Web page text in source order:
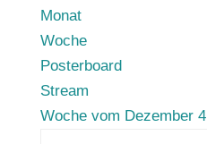
Monat
Woche
Posterboard
Stream
Woche vom Dezember 4
00:00
01:00